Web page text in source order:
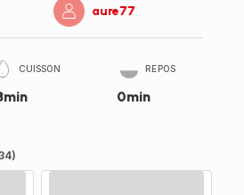
aure77
CUISSON REPOS
0min